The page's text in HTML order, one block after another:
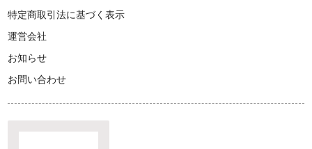
特定商取引法に基づく表示
運営会社
お知らせ
お問い合わせ